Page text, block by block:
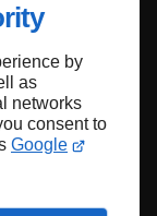
by
as
networks
consent to
Google